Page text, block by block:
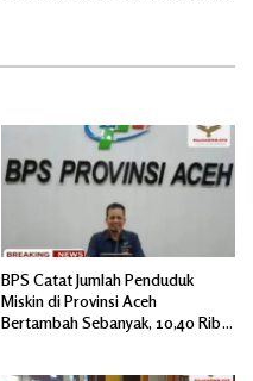
BPS Catat Jumlah Penduduk
Miskin di Provinsi Aceh
Bertambah Sebanyak, 10,40 Ribu